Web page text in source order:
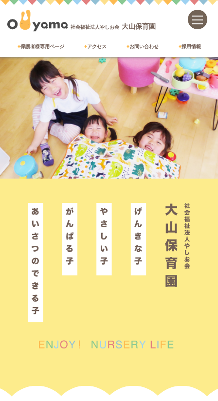
社会福祉法人やしお会 大山保育園
保護者様専用ページ アクセス お問い合わせ 採用情報